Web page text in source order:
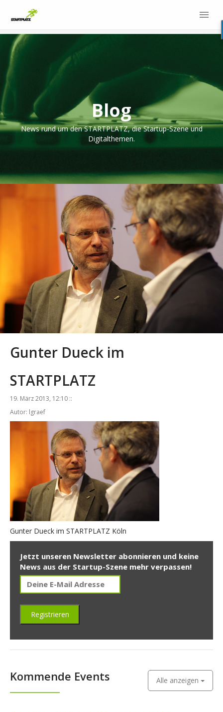
Blog
News rund um den STARTPLATZ, die Startup-Szene und
Digitalthemen.
Gunter Dueck im
STARTPLATZ
19. März 2013, 12:10 ::
Autor: lgraef
Gunter Dueck im STARTPLATZ Köln
Jetzt unseren Newsletter abonnieren und keine
News aus der Startup-Szene mehr verpassen!
Kommende Events Alle anzeigen